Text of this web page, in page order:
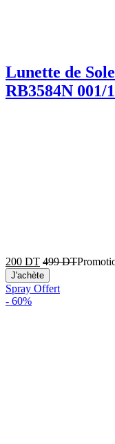
Lunette de
RB3584N 001/
200 DT 499DT
J'achète
Spray Offert
- 60%